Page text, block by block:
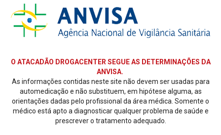
O ATACADÃO DROGACENTER SEGUE AS DETERMINAÇÕES DA
ANVISA.
As informações contidas neste site não devem ser usadas para
automedicação e não substituem, em hipótese alguma, as
orientações dadas pelo profissional da área médica. Somente o
médico está apto a diagnosticar qualquer problema de saúde e
prescrever o tratamento adequado.